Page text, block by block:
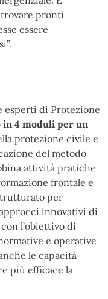
pronti
essere
esperti di Protezione
4 moduli per un
protezione civile e
del metodo
attività pratiche
frontale e
per
innovativi di
l’obiettivo di
e operative
le capacità
più efficace la